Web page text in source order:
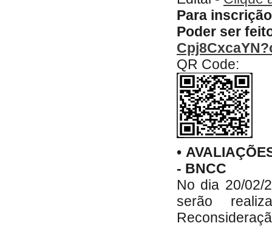
Para
Poder ser
QR Code:
•
- BNCC
No dia 20/02/
serão